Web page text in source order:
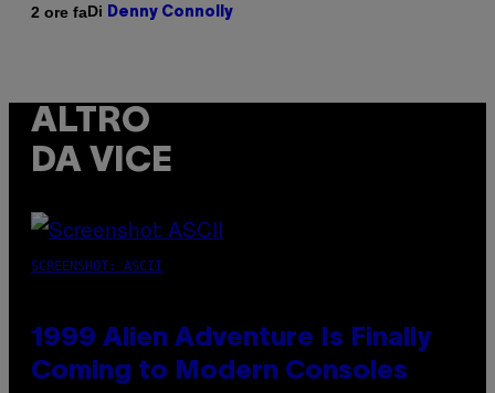
2 ore faDi Denny Connolly
ALTRO
DA VICE
SCREENSHOT: ASCII
1999 Alien Adventure Is Finally
Coming to Modern Consoles